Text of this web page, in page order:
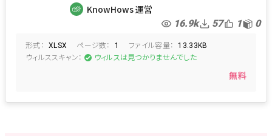
在宅ワーク
総務
KnowHows 運営
16.9k 57 1 0
形式： XLSX ページ数： 1 ファイル容量： 13.33KB
ウィルススキャン： ウィルスは見つかりませんでした
無料